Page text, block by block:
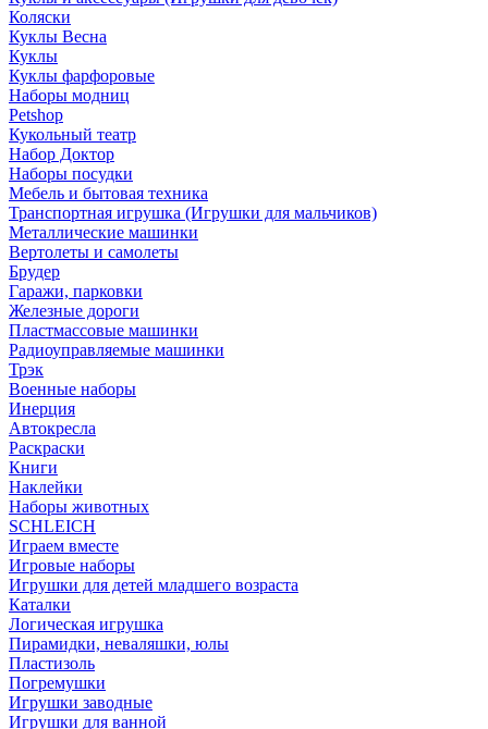
Коляски
Куклы Весна
Куклы
Куклы фарфоровые
Наборы модниц
Petshop
Кукольный театр
Набор Доктор
Наборы посудки
Мебель и бытовая техника
Транспортная игрушка (Игрушки для мальчиков)
Металлические машинки
Вертолеты и самолеты
Брудер
Гаражи, парковки
Железные дороги
Пластмассовые машинки
Радиоуправляемые машинки
Трэк
Военные наборы
Инерция
Автокресла
Раскраски
Книги
Наклейки
Наборы животных
SCHLEICH
Играем вместе
Игровые наборы
Игрушки для детей младшего возраста
Каталки
Логическая игрушка
Пирамидки, неваляшки, юлы
Пластизоль
Погремушки
Игрушки заводные
Игрушки для ванной